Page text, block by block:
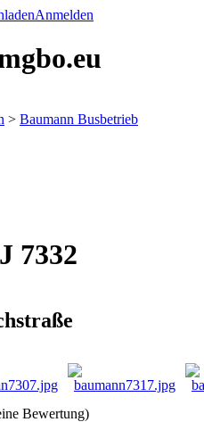
Anmelden
> Baumann Busbetrieb
7332
Bewertung)